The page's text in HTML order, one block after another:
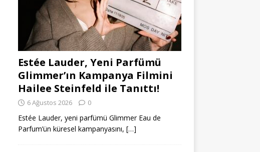
Estée Lauder, Yeni Parfümü
Glimmer’ın Kampanya Filmini
Hailee Steinfeld ile Tanıttı!
6 Ağustos 2026 0
Estée Lauder, yeni parfümü Glimmer Eau de
Parfum’ün küresel kampanyasını, […]